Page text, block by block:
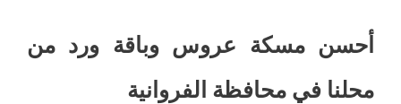
أحسن مسكة عروس وباقة ورد من
محلنا في محافظة الفروانية